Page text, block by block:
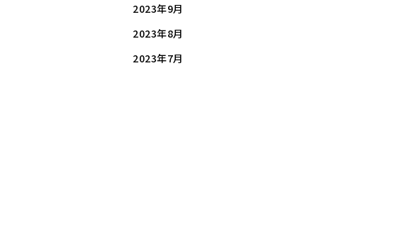
2023年9月
2023年8月
2023年7月